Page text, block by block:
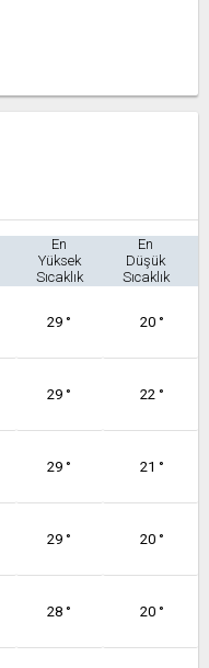
En
Yüksek
Sıcaklık
En
Düşük
Sıcaklık
29 ° 20 °
29 ° 22 °
29 ° 21 °
29 ° 20 °
28 ° 20 °